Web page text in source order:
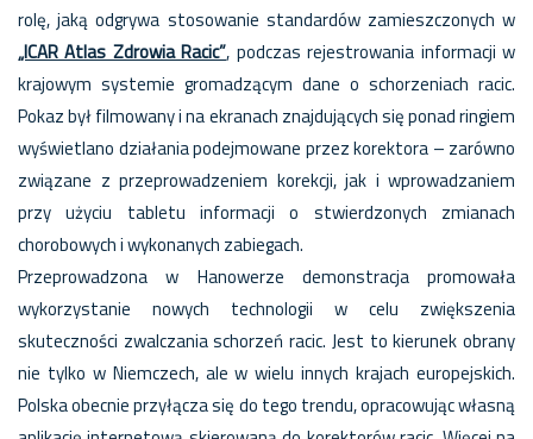
rolę, jaką odgrywa stosowanie standardów zamieszczonych w
„ICAR Atlas Zdrowia Racic”, podczas rejestrowania informacji w
krajowym systemie gromadzącym dane o schorzeniach racic.
Pokaz był filmowany i na ekranach znajdujących się ponad ringiem
wyświetlano działania podejmowane przez korektora – zarówno
związane z przeprowadzeniem korekcji, jak i wprowadzaniem
przy użyciu tabletu informacji o stwierdzonych zmianach
chorobowych i wykonanych zabiegach.
Przeprowadzona w Hanowerze demonstracja promowała
wykorzystanie nowych technologii w celu zwiększenia
skuteczności zwalczania schorzeń racic. Jest to kierunek obrany
nie tylko w Niemczech, ale w wielu innych krajach europejskich.
Polska obecnie przyłącza się do tego trendu, opracowując własną